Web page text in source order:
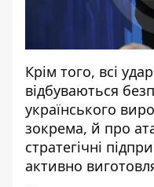
Крім того, всі
відбуваються
українського
зокрема, й про
стратегічні
активно